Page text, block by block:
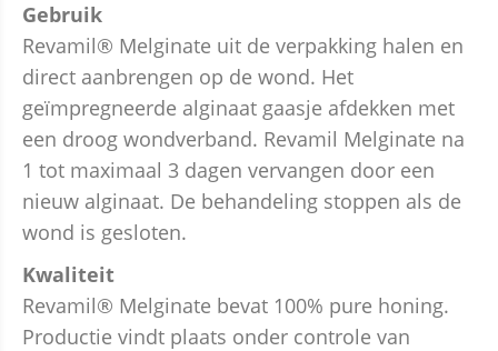
Gebruik
Revamil® Melginate uit de verpakking halen en
direct aanbrengen op de wond. Het
geïmpregneerde alginaat gaasje afdekken met
een droog wondverband. Revamil Melginate na
1 tot maximaal 3 dagen vervangen door een
nieuw alginaat. De behandeling stoppen als de
wond is gesloten.
Kwaliteit
Revamil® Melginate bevat 100% pure honing.
Productie vindt plaats onder controle van